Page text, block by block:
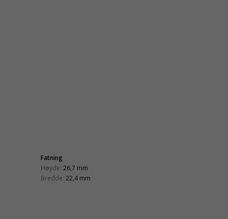
Fatning
Høyde: 26,7 mm
Bredde: 22,4 mm